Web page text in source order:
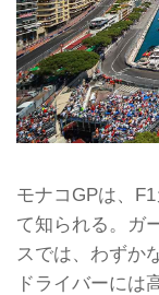
モナコGPは、
て知られる。ガ
スでは、わずか
ドライバーには